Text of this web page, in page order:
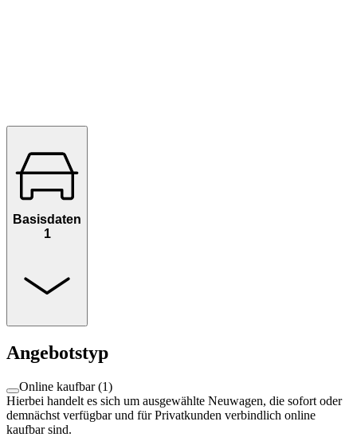
Basisdaten
1
Angebotstyp
Online kaufbar(1)
Hierbei handelt es sich um ausgewählte Neuwagen, die sofort oder
demnächst verfügbar und für Privatkunden verbindlich online
kaufbar sind.